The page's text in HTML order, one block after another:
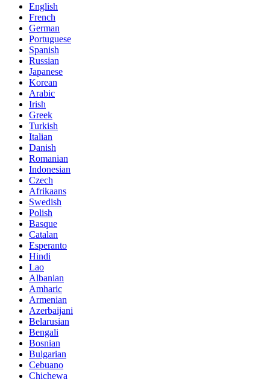
English
French
German
Portuguese
Spanish
Russian
Japanese
Korean
Arabic
Irish
Greek
Turkish
Italian
Danish
Romanian
Indonesian
Czech
Afrikaans
Swedish
Polish
Basque
Catalan
Esperanto
Hindi
Lao
Albanian
Amharic
Armenian
Azerbaijani
Belarusian
Bengali
Bosnian
Bulgarian
Cebuano
Chichewa